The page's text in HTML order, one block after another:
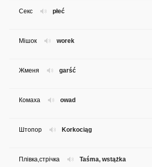
płeć
Секс
worek
Мішок
garść
Жменя
owad
Комаха
Korkociąg
Штопор
Taśma, wstążka
Плівка,стрічка